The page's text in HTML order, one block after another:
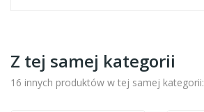
Z tej samej kategorii
16 innych produktów w tej samej kategorii: